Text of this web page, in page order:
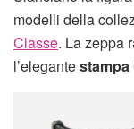
modelli della
Classe. La zeppa
l’elegantestampa